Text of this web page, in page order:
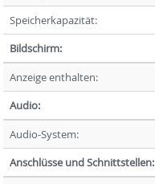
Speicherkapazität:
Bildschirm:
Anzeige enthalten:
Audio:
Audio-System:
Anschlüsse und Schnittstellen: